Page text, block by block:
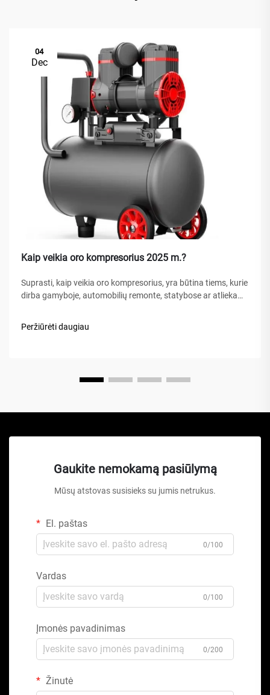
04
Dec
Kaip veikia oro kompresorius 2025 m.?
Suprasti, kaip veikia oro kompresorius, yra būtina tiems, kurie
dirba gamyboje, automobilių remonte, statybose ar atlieka
potencialia energija...
Peržiūrėti daugiau
Gaukite nemokamą pasiūlymą
Mūsų atstovas susisieks su jumis netrukus.
El. paštas
0/100
Vardas
0/100
Įmonės pavadinimas
0/200
Žinutė